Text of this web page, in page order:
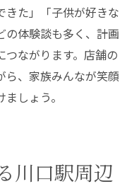
きた」「子供が好きな
の体験談も多く、計画
ながります。店舗の
ら、家族みんなが笑顔
しょう。
川口駅周辺